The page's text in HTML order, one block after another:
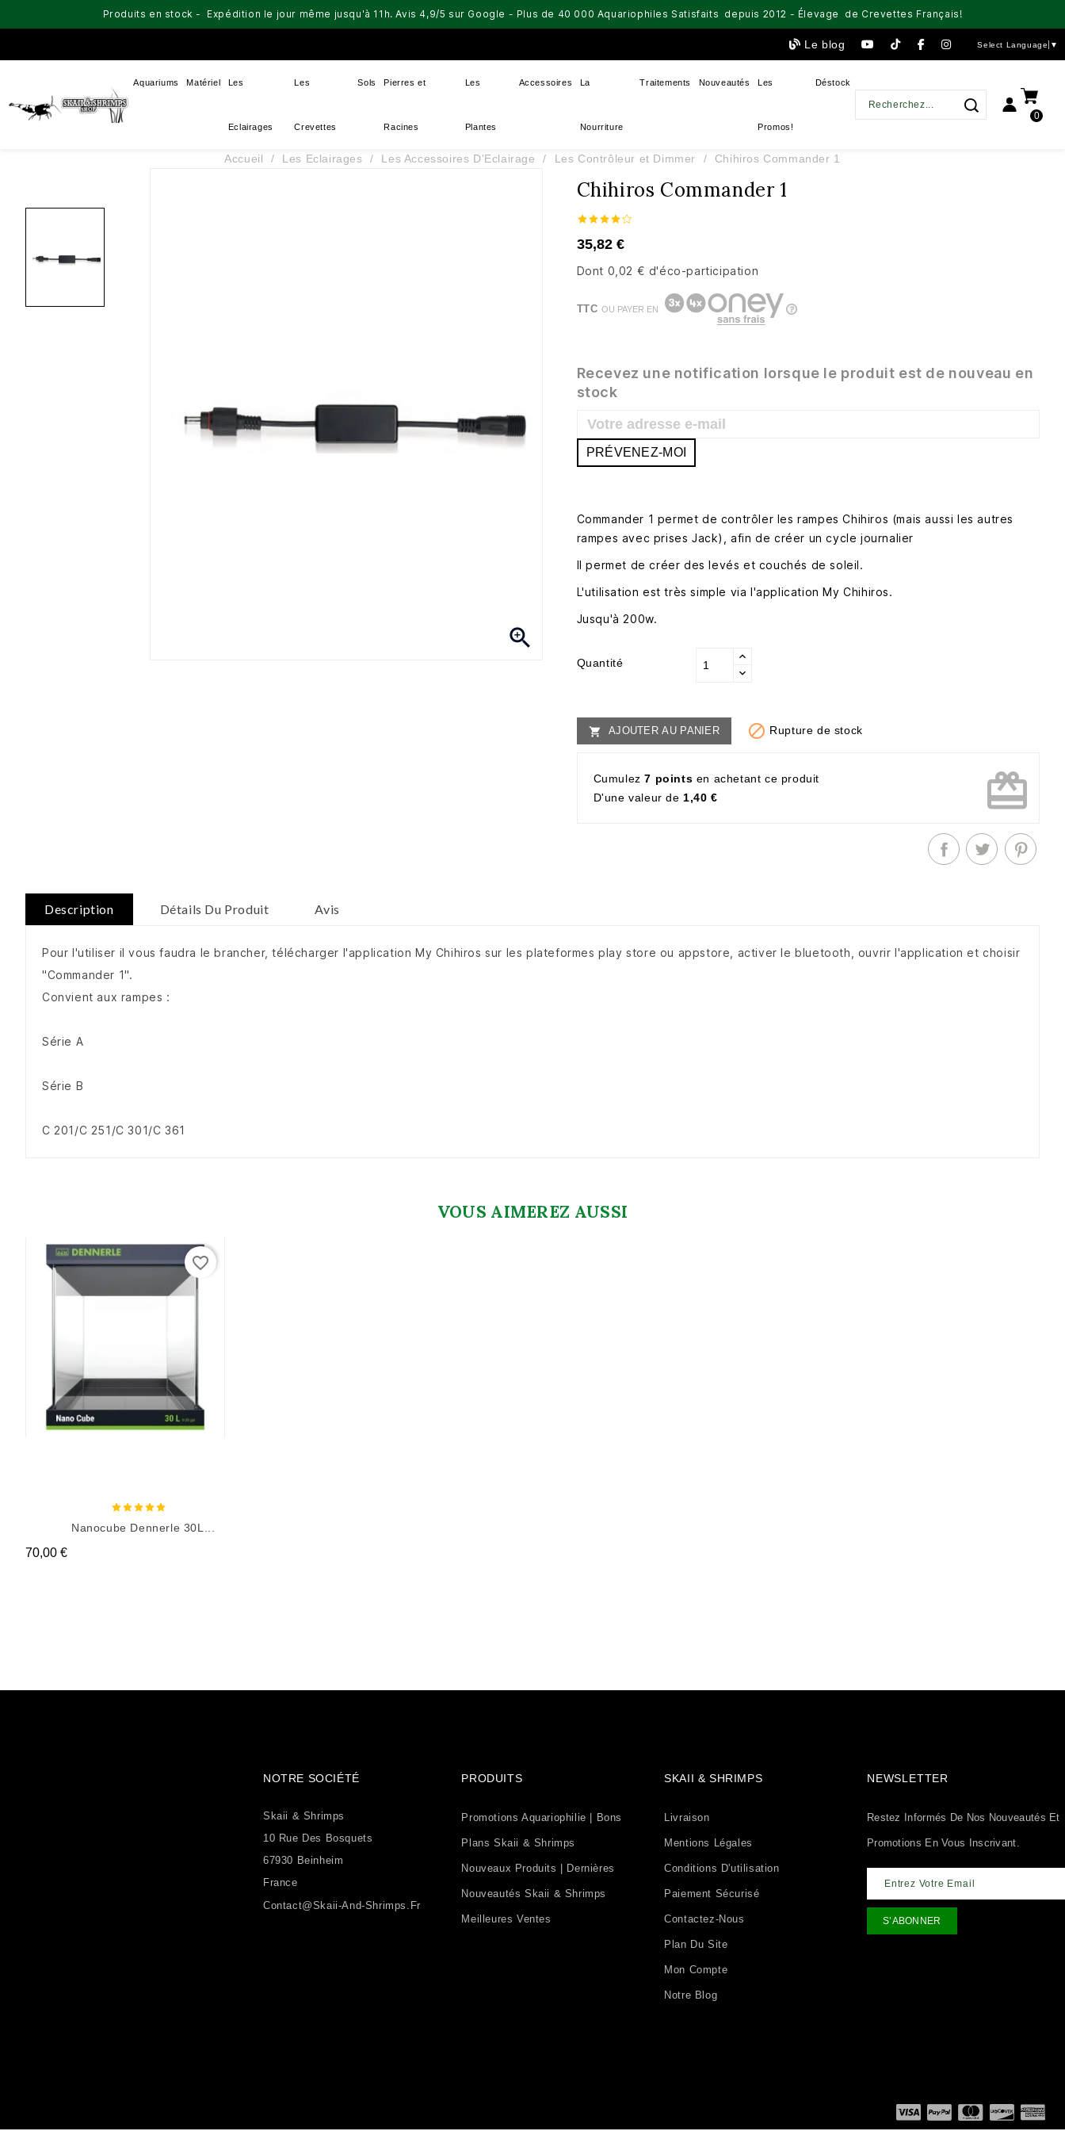
Produits en stock - Expédition le jour même jusqu'à 11h. Avis 4,9/5 sur Google - Plus de 40 000 Aquariophiles Satisfaits depuis 2012 - Élevage de Crevettes Français!
Le blog Select Language ▼
Aquariums Matériel Les
Eclairages
Les
Crevettes
Sols Pierres et
Racines
Les
Plantes
Accessoires La
Nourriture
Traitements Nouveautés Les
Promos!
Déstock
0
Accueil Les Eclairages Les Accessoires D'Eclairage Les Contrôleur et Dimmer Chihiros Commander 1

Chihiros Commander 1
35,82 €
Dont 0,02 € d'éco-participation
TTCOU PAYER EN
Recevez une notification lorsque le produit est de nouveau en
stock
PRÉVENEZ-MOI
Commander 1 permet de contrôler les rampes Chihiros (mais aussi les autres
rampes avec prises Jack), afin de créer un cycle journalier
Il permet de créer des levés et couchés de soleil.
L'utilisation est très simple via l'application My Chihiros.
Jusqu'à 200w.
Quantité
 AJOUTER AU PANIER  Rupture de stock
Cumulez7 points en achetant ce produit
D'une valeur de1,40 € card_giftcard
Description Détails Du Produit Avis
Pour l'utiliser il vous faudra le brancher, télécharger l'application My Chihiros sur les plateformes play store ou appstore, activer le bluetooth, ouvrir l'application et choisir
"Commander 1".
Convient aux rampes :
Série A
Série B
C 201/C 251/C 301/C 361
VOUS AIMEREZ AUSSI
favorite_border
Nanocube Dennerle 30L...
Prix
70,00 €
NOTRE SOCIÉTÉ
Skaii & Shrimps
10 Rue Des Bosquets
67930 Beinheim
France
Contact@skaii-And-Shrimps.fr
PRODUITS
Promotions Aquariophilie | Bons
Plans Skaii & Shrimps
Nouveaux Produits | Dernières
Nouveautés Skaii & Shrimps
Meilleures Ventes
SKAII & SHRIMPS
Livraison
Mentions Légales
Conditions D'utilisation
Paiement Sécurisé
Contactez-Nous
Plan Du Site
Mon Compte
Notre Blog
NEWSLETTER
Restez Informés De Nos Nouveautés Et
Promotions En Vous Inscrivant.